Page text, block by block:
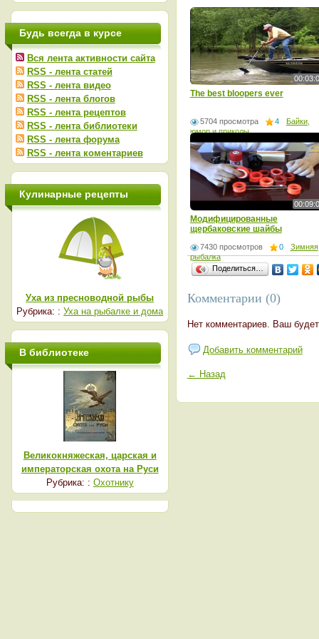
The best bloopers ever
5704 просмотра 4
Байки,
юмор и приколы
Модифицированные
щербаковские шайбы
7430 просмотров 0
Зимняя
рыбалка
Поделиться…
Комментарии (0)
Нет комментариев. Ваш
Добавить комментарий
← Назад
Будь всегда в курсе
Вся лента активности сайта
RSS - лента статей
RSS - лента видео
RSS - лента блогов
RSS - лента рецептов
RSS - лента библиотеки
RSS - лента форума
RSS - лента коментариев
Кулинарные рецепты
Уха из пресноводной рыбы
Рубрика: :Уха на рыбалке и дома
В библиотеке
Великокняжеская, царская и
императорская охота на Руси
Рубрика: : Охотнику